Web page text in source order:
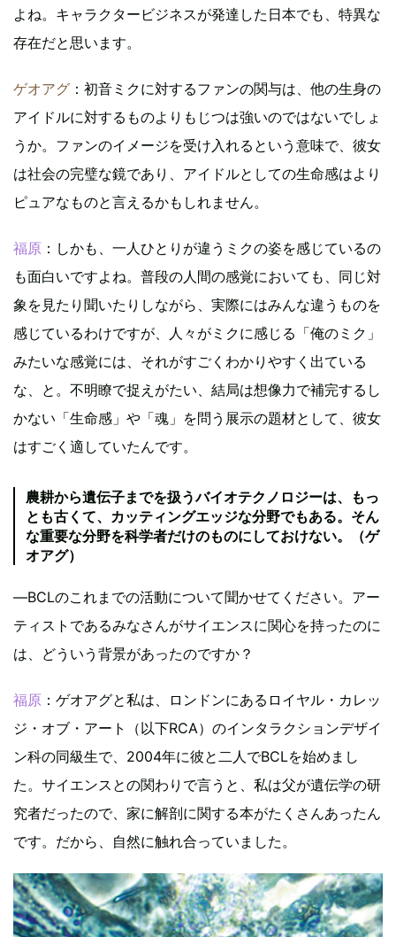
よね。キャラクタービジネスが発達した日本でも、特異な
存在だと思います。
ゲオアグ ：初音ミクに対するファンの関与は、他の生身の
アイドルに対するものよりもじつは強いのではないでしょ
うか。ファンのイメージを受け入れるという意味で、彼女
は社会の完璧な鏡であり、アイドルとしての生命感はより
ピュアなものと言えるかもしれません。
福原 ：しかも、一人ひとりが違うミクの姿を感じているの
も面白いですよね。普段の人間の感覚においても、同じ対
象を見たり聞いたりしながら、実際にはみんな違うものを
感じているわけですが、人々がミクに感じる「俺のミク」
みたいな感覚には、それがすごくわかりやすく出ている
な、と。不明瞭で捉えがたい、結局は想像力で補完するし
かない「生命感」や「魂」を問う展示の題材として、彼女
はすごく適していたんです。
農耕から遺伝子までを扱うバイオテクノロジーは、もっ
とも古くて、カッティングエッジな分野でもある。そん
な重要な分野を科学者だけのものにしておけない。（ゲ
オアグ）
―BCLのこれまでの活動について聞かせてください。アー
ティストであるみなさんがサイエンスに関心を持ったのに
は、どういう背景があったのですか？
福原 ：ゲオアグと私は、ロンドンにあるロイヤル・カレッ
ジ・オブ・アート（以下RCA）のインタラクションデザイ
ン科の同級生で、2004年に彼と二人でBCLを始めまし
た。サイエンスとの関わりで言うと、私は父が遺伝学の研
究者だったので、家に解剖に関する本がたくさんあったん
です。だから、自然に触れ合っていました。